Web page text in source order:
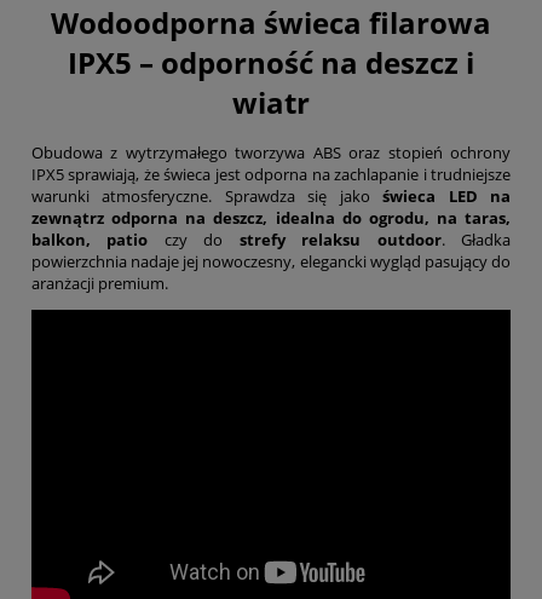
Wodoodporna świeca filarowa
IPX5 – odporność na deszcz i
wiatr
Obudowa z wytrzymałego tworzywa ABS oraz stopień ochrony
IPX5 sprawiają, że świeca jest odporna na zachlapanie i trudniejsze
warunki atmosferyczne. Sprawdza się jakoświeca LED na
zewnątrz odporna na deszcz, idealna do ogrodu, na taras,
balkon, patio czy do strefy relaksu outdoor. Gładka
powierzchnia nadaje jej nowoczesny, elegancki wygląd pasujący do
aranżacji premium.